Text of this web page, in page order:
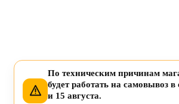
По техническим причинам
будет работать на самовывоз в
и 15 августа.